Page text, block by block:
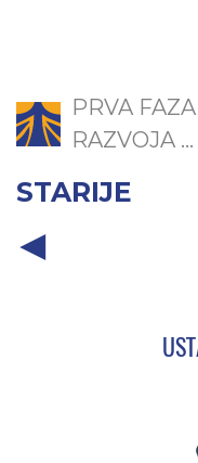
PRVA FAZA
RAZVOJA ...
STARIJE